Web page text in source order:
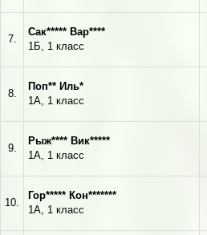
7.
Сак***** Вар****
1Б, 1 класс
8.
Поп** Иль*
1А, 1 класс
9.
Рыж**** Вик*****
1А, 1 класс
10.
Гор***** Кон*******
1А, 1 класс